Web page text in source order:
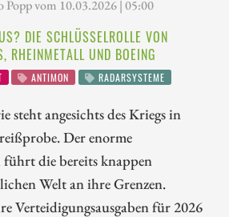
vom 10.03.2026 | 05:00
DIE SCHLÜSSELROLLE VON
RHEINMETALL UND BOEING
ANTIMON
RADARSYSTEME
steht angesichts des Kriegs in
Der enorme
die bereits knappen
Welt an ihre Grenzen.
Verteidigungsausgaben für 2026